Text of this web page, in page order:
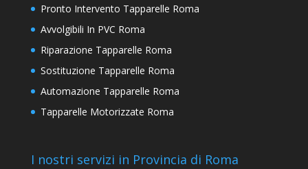
Pronto Intervento Tapparelle Roma
Avvolgibili In PVC Roma
Riparazione Tapparelle Roma
Sostituzione Tapparelle Roma
Automazione Tapparelle Roma
Tapparelle Motorizzate Roma
I nostri servizi in Provincia di Roma